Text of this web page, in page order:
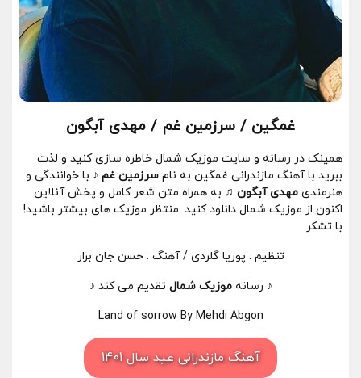
غمگین / سرزمین غم / مهدی آبگون
همینک در رسانه و سایت موزیک شمال خاطره سازی کنید و لذت
ببرید با آهنگ مازندرانی غمگین به نام سرزمین غم ♪ با خوانندگی و
هنرمندی مهدی آبگون ♫ به همراه متن شعر کامل و پخش آنلاین
اکنون از موزیک شمال دانلود کنید. منتظر موزیک های بیشتر باشید!
با تشکر
تنظیم : پوریا گلردی / آهنگ : حسن جان برار
♪ رسانهموزیک شمال تقدیم می کند ♪
Land of sorrow By Mehdi Abgon
آهنگ مازندرانی عید سال 1401